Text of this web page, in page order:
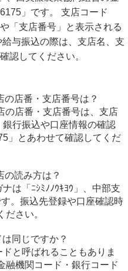
」です。 支店コード
「支店番号」と表示される
与振込の際は、支店名、支
認してください。
店番・支店番号は？
の店番・支店番号は、支店
行振込や口座情報の確認
」とあわせて確認してくだ
の読み方は？
は「ﾆｼﾐﾉﾉｳｷﾖｳ」、中部支
。振込先登録や口座確認時
さい。
同じですか？
と呼ばれることもありま
融機関コード・銀行コード